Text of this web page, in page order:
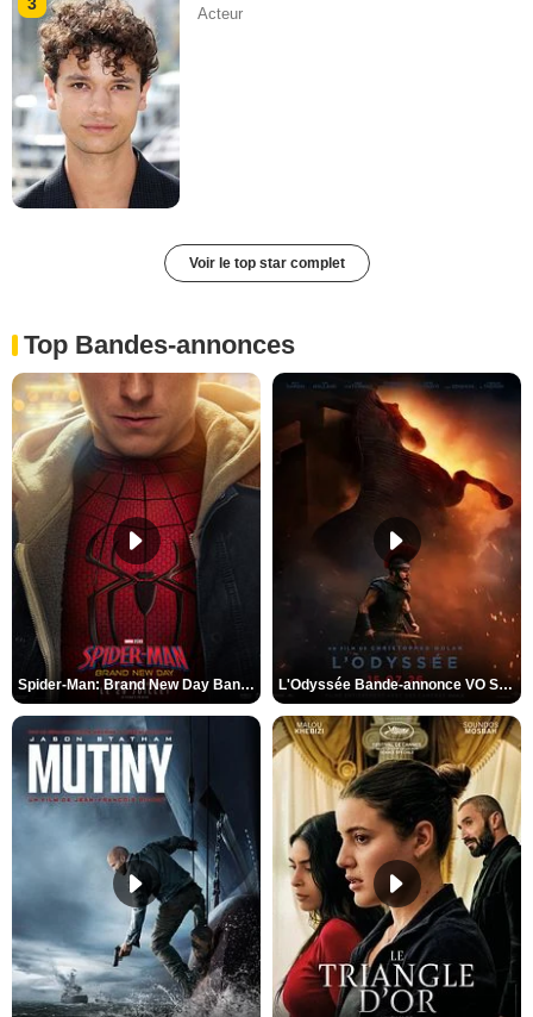
3
Acteur
Voir le top star complet
Top Bandes-annonces
Spider-Man: Brand New Day Bande-annonce VO STFR L'Odyssée Bande-annonce VO STFR